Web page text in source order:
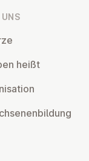
UNS
heißt